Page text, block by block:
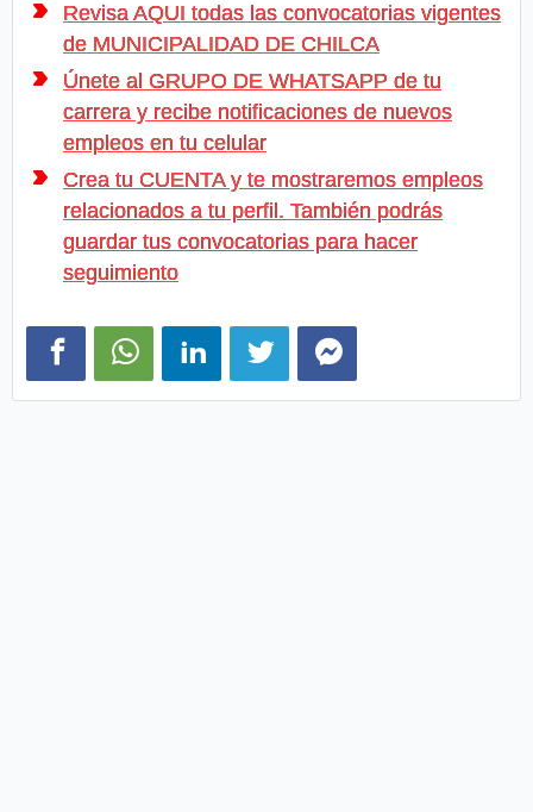
Revisa AQUI todas las convocatorias vigentes
de MUNICIPALIDAD DE CHILCA
Únete al GRUPO DE WHATSAPP de tu
carrera y recibe notificaciones de nuevos
empleos en tu celular
Crea tu CUENTA y te mostraremos empleos
relacionados a tu perfil. También podrás
guardar tus convocatorias para hacer
seguimiento